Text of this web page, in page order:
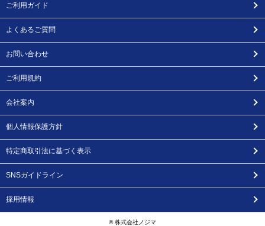
ご利用ガイド
よくあるご質問
お問い合わせ
ご利用規約
会社案内
個人情報保護方針
特定商取引法に基づく表示
SNSガイドライン
採用情報
© 株式会社ノジマ